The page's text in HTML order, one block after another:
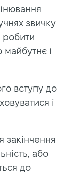
звичку
робити
майбутнє і
вступу до
і
закінчення
або
до